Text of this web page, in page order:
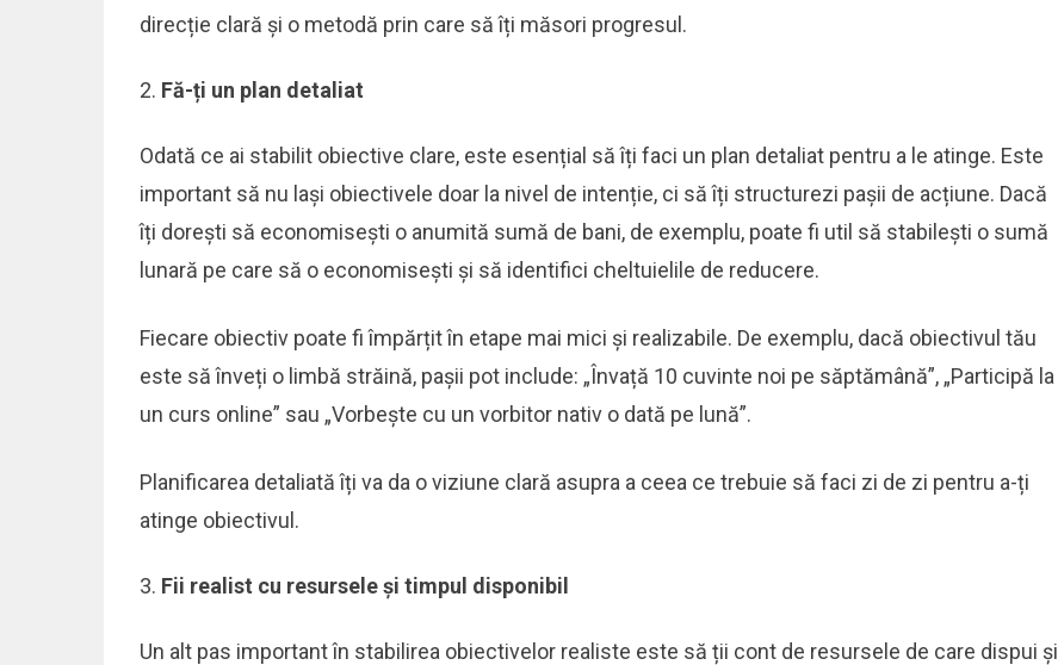
direcție clară și o metodă prin care să îți măsori progresul.
Fă-ți un plan detaliat
Odată ce ai stabilit obiective clare, este esențial să îți faci un plan detaliat pentru a le atinge. Este
important să nu lași obiectivele doar la nivel de intenție, ci să îți structurezi pașii de acțiune. Dacă
îți dorești să economisești o anumită sumă de bani, de exemplu, poate fi util să stabilești o sumă
lunară pe care să o economisești și să identifici cheltuielile de reducere.
Fiecare obiectiv poate fi împărțit în etape mai mici și realizabile. De exemplu, dacă obiectivul tău
este să înveți o limbă străină, pașii pot include: „Învață 10 cuvinte noi pe săptămână”, „Participă la
un curs online” sau „Vorbește cu un vorbitor nativ o dată pe lună”.
Planificarea detaliată îți va da o viziune clară asupra a ceea ce trebuie să faci zi de zi pentru a-ți
atinge obiectivul.
Fii realist cu resursele și timpul disponibil
Un alt pas important în stabilirea obiectivelor realiste este să ții cont de resursele de care dispui și